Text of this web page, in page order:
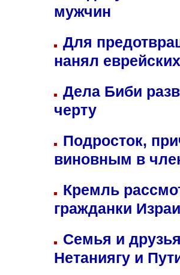
мужчин
Для
нанял
Дела Биби
черту
Подросток,
виновным в
Кремль
гражданки
Семья и
Нетаниягу и